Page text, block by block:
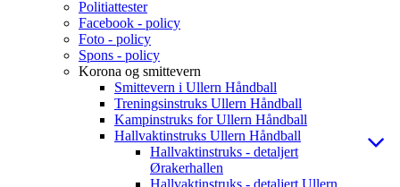
Politiattester
Facebook - policy
Foto - policy
Spons - policy
Korona og smittevern
Smittevern i Ullern Håndball
Treningsinstruks Ullern Håndball
Kampinstruks for Ullern Håndball
Hallvaktinstruks Ullern Håndball
Hallvaktinstruks - detaljert
Ørakerhallen
Hallvaktinstruks - detaljert Ullern